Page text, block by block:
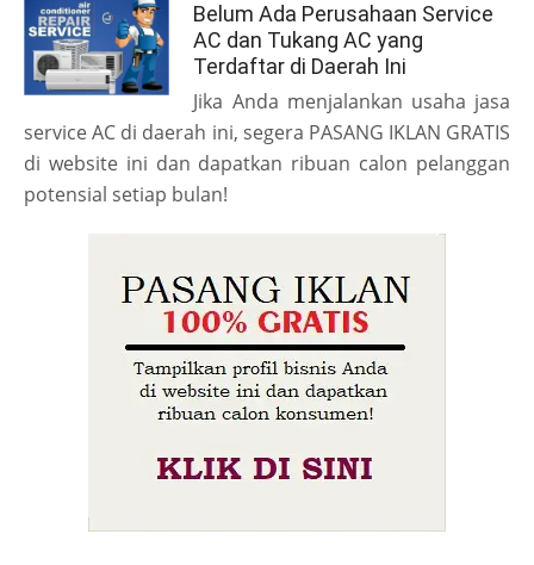
Belum Ada Perusahaan Service
AC dan Tukang AC yang
Terdaftar di Daerah Ini
Jika Anda menjalankan usaha jasa
service AC di daerah ini, segera PASANG IKLAN GRATIS
di website ini dan dapatkan ribuan calon pelanggan
potensial setiap bulan!